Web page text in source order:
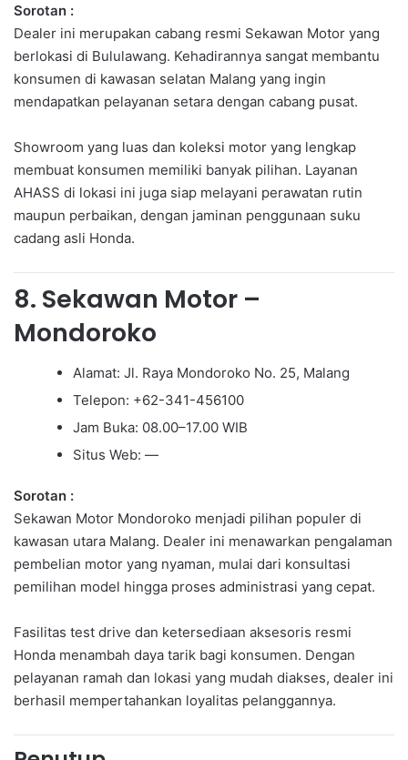
Sorotan :
Dealer ini merupakan cabang resmi Sekawan Motor yang
berlokasi di Bululawang. Kehadirannya sangat membantu
konsumen di kawasan selatan Malang yang ingin
mendapatkan pelayanan setara dengan cabang pusat.
Showroom yang luas dan koleksi motor yang lengkap
membuat konsumen memiliki banyak pilihan. Layanan
AHASS di lokasi ini juga siap melayani perawatan rutin
maupun perbaikan, dengan jaminan penggunaan suku
cadang asli Honda.
8. Sekawan Motor –
Mondoroko
Alamat: Jl. Raya Mondoroko No. 25, Malang
Telepon: +62-341-456100
Jam Buka: 08.00–17.00 WIB
Situs Web: —
Sorotan :
Sekawan Motor Mondoroko menjadi pilihan populer di
kawasan utara Malang. Dealer ini menawarkan pengalaman
pembelian motor yang nyaman, mulai dari konsultasi
pemilihan model hingga proses administrasi yang cepat.
Fasilitas test drive dan ketersediaan aksesoris resmi
Honda menambah daya tarik bagi konsumen. Dengan
pelayanan ramah dan lokasi yang mudah diakses, dealer ini
berhasil mempertahankan loyalitas pelanggannya.